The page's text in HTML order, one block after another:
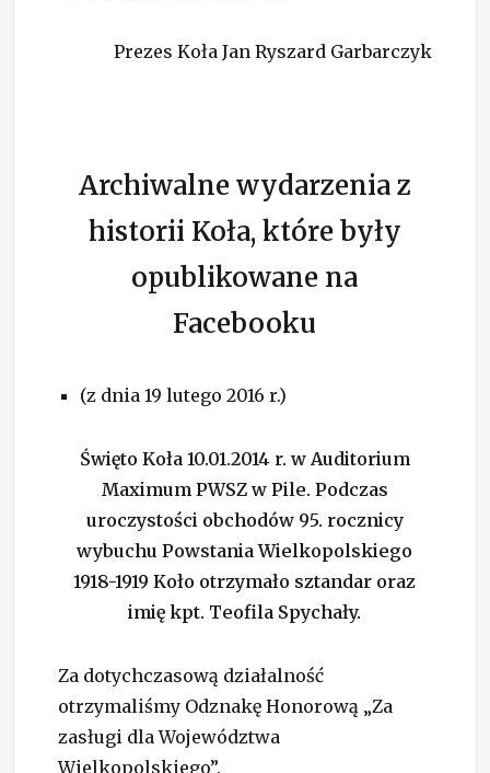
Prezes Koła Jan Ryszard Garbarczyk
Archiwalne wydarzenia z
historii Koła, które były
opublikowane na
Facebooku
(z dnia 19 lutego 2016 r.)
Święto Koła 10.01.2014 r. w Auditorium
Maximum PWSZ w Pile. Podczas
uroczystości obchodów 95. rocznicy
wybuchuPowstania Wielkopolskiego
1918-1919 Koło otrzymało sztandar oraz
imię kpt. Teofila Spychały.
Za dotychczasową działalność
otrzymaliśmy Odznakę Honorową „Za
zasługi dla Województwa
Wielkopolskiego”.